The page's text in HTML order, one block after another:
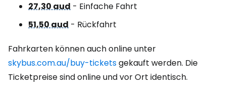
27,30 aud - Einfache Fahrt
51,50 aud - Rückfahrt
Fahrkarten können auch online unter
skybus.com.au/buy-ticketsgekauft werden. Die
Ticketpreise sind online und vor Ort identisch.